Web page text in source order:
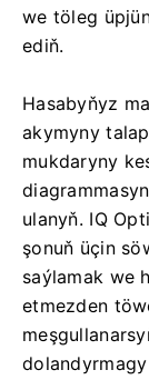
we töleg
ediň.
Hasabyňyz
akymyny
mukdaryny
ulanyň. IQ
şonuň üçin
saýlamak we
etmezden